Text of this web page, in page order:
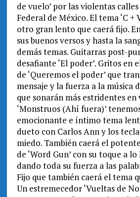
de vuelo’ por las violentas
Federal de México. El tema ‘C +
otro gran lento que caerá fijo.
sus buenos versos y hasta la
demás temas. Guitarras post-
desafiante ‘El poder’. Gritos en
de ‘Queremos el poder’ que
mensaje y la fuerza a la música
que sonarán más estridentes en
‘Monstruos (Ahí fuera)’
emocionante e íntimo tema
dueto con Carlos Ann y los
miedo. También caerá el
de ‘Word Gun’ con su toque a
dando toda su fuerza a las
Fijo que también caerá el tema
Un estremecedor ‘Vueltas de